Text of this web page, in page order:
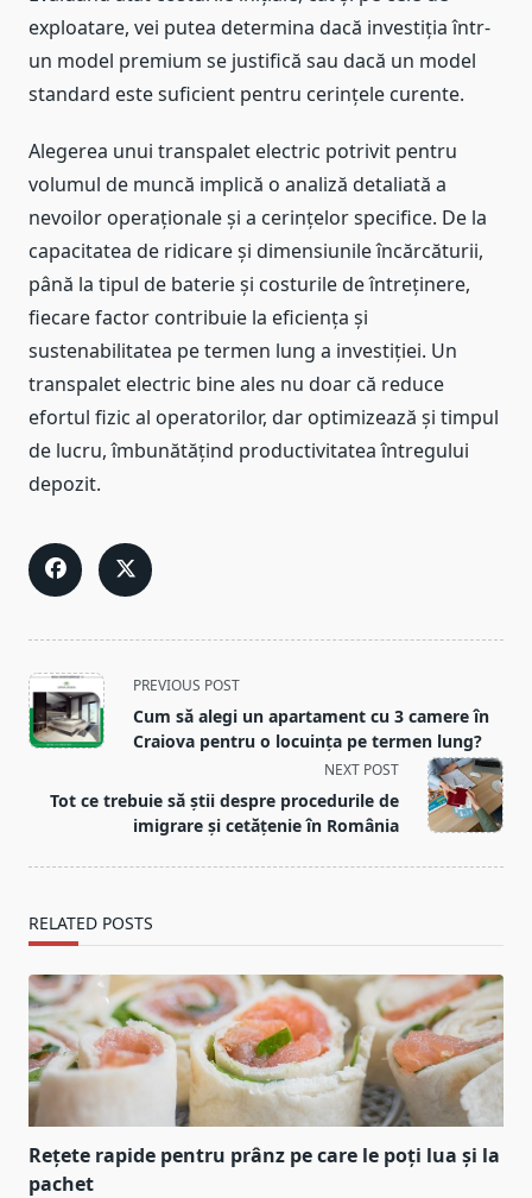
exploatare, vei putea determina dacă investiția într-
un model premium se justifică sau dacă un model
standard este suficient pentru cerințele curente.
Alegerea unui transpalet electric potrivit pentru
volumul de muncă implică o analiză detaliată a
nevoilor operaționale și a cerințelor specifice. De la
capacitatea de ridicare și dimensiunile încărcăturii,
până la tipul de baterie și costurile de întreținere,
fiecare factor contribuie la eficiența și
sustenabilitatea pe termen lung a investiției. Un
transpalet electric bine ales nu doar că reduce
efortul fizic al operatorilor, dar optimizează și timpul
de lucru, îmbunătățind productivitatea întregului
depozit.
<span
class="nav-
subtitle
reader-
text">Page</span>
PREVIOUS POST
Cum să alegi un apartament cu 3 camere în
Craiova pentru o locuința pe termen lung?
NEXT POST
Tot ce trebuie să știi despre procedurile de
imigrare și cetățenie în România
RELATED POSTS
Rețete rapide pentru prânz pe care le poți lua și la
pachet